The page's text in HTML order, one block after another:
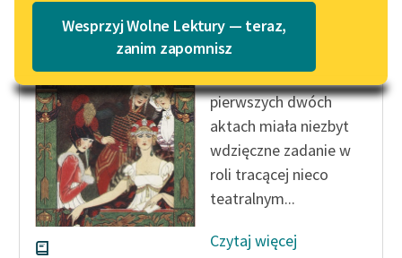
Lektury szkolne i klasyka
literatury do słuchania dla
uczennic i uczniów z
niepełnosprawnościami
E-kolekcja lektur
szkolnych i literatury do
słuchania dla uczennic i
uczniów z
niepełnosprawnościami
Katalog w formacie PDF
Wesprzyj Wolne Lektury — teraz,
zanim zapomnisz
Tadeusz Boy-Żeleński
Flirt z Melpomeną
P. Zielińska w
pierwszych dwóch
aktach miała niezbyt
wdzięczne zadanie w
roli tracącej nieco
teatralnym...
Czytaj więcej